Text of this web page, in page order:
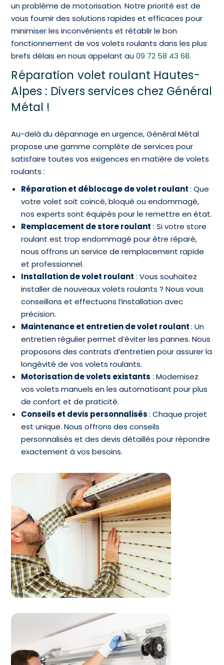
un problème de motorisation. Notre priorité est de
vous fournir des solutions rapides et efficaces pour
minimiser les inconvénients et rétablir le bon
fonctionnement de vos volets roulants dans les plus
brefs délais en nous appelant au09 72 58 43 68.
Réparation volet roulant Hautes-
Alpes : Divers services chez Général
Métal !
Au-delà du dépannage en urgence, Général Métal
propose une gamme complète de services pour
satisfaire toutes vos exigences en matière de volets
roulants :
Réparation et déblocage de volet roulant: Que
votre volet soit coincé, bloqué ou endommagé,
nos experts sont équipés pour le remettre en état.
Remplacement de store roulant : Si votre store
roulant est trop endommagé pour être réparé,
nous offrons un service de remplacement rapide
et professionnel.
Installation de volet roulant : Vous souhaitez
installer de nouveaux volets roulants ? Nous vous
conseillons et effectuons l’installation avec
précision.
Maintenance et entretien de volet roulant: Un
entretien régulier permet d’éviter les pannes. Nous
proposons des contrats d’entretien pour assurer la
longévité de vos volets roulants.
Motorisation de volets existants : Modernisez
vos volets manuels en les automatisant pour plus
de confort et de praticité.
Conseils et devis personnalisés: Chaque projet
est unique. Nous offrons des conseils
personnalisés et des devis détaillés pour répondre
exactement à vos besoins.